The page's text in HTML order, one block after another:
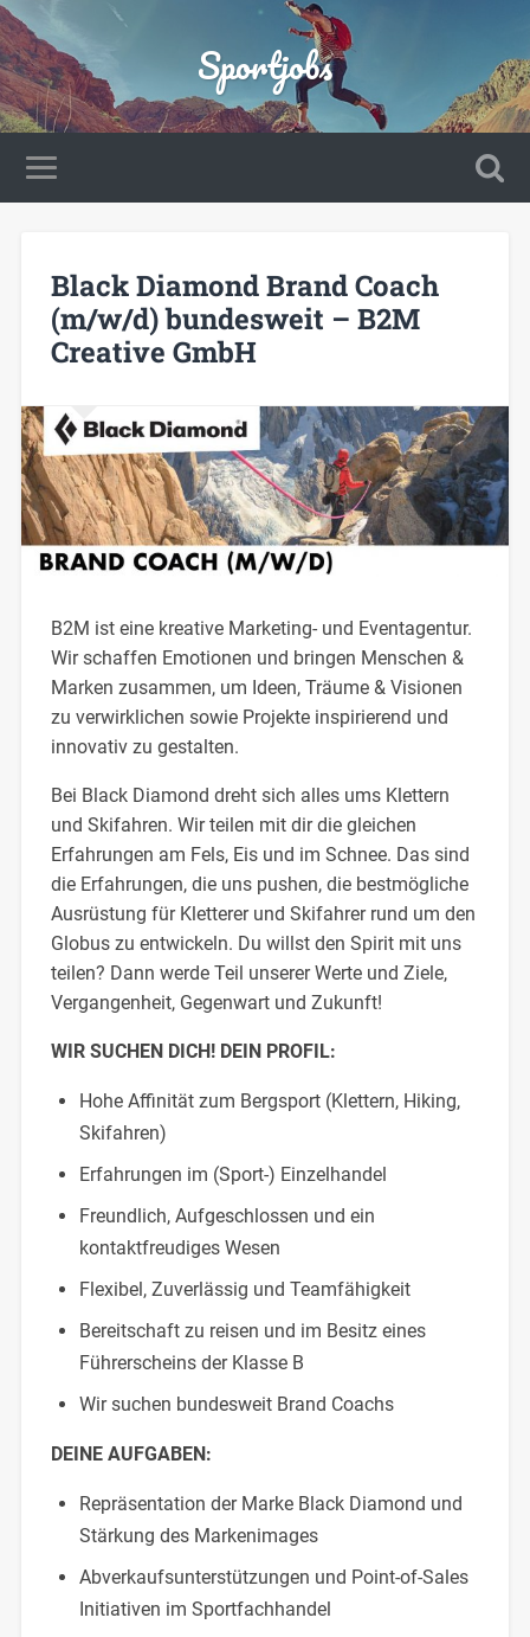
Sportjobs
Black Diamond Brand Coach
(m/w/d) bundesweit – B2M
Creative GmbH
B2M ist eine kreative Marketing- und Eventagentur.
Wir schaffen Emotionen und bringen Menschen &
Marken zusammen, um Ideen, Träume & Visionen
zu verwirklichen sowie Projekte inspirierend und
innovativ zu gestalten.
Bei Black Diamond dreht sich alles ums Klettern
und Skifahren. Wir teilen mit dir die gleichen
Erfahrungen am Fels, Eis und im Schnee. Das sind
die Erfahrungen, die uns pushen, die bestmögliche
Ausrüstung für Kletterer und Skifahrer rund um den
Globus zu entwickeln. Du willst den Spirit mit uns
teilen? Dann werde Teil unserer Werte und Ziele,
Vergangenheit, Gegenwart und Zukunft!
WIR SUCHEN DICH! DEIN PROFIL:
Hohe Affinität zum Bergsport (Klettern, Hiking,
Skifahren)
Erfahrungen im (Sport-) Einzelhandel
Freundlich, Aufgeschlossen und ein
kontaktfreudiges Wesen
Flexibel, Zuverlässig und Teamfähigkeit
Bereitschaft zu reisen und im Besitz eines
Führerscheins der Klasse B
Wir suchen bundesweit Brand Coachs
DEINE AUFGABEN:
Repräsentation der Marke Black Diamond und
Stärkung des Markenimages
Abverkaufsunterstützungen und Point-of-Sales
Initiativen im Sportfachhandel